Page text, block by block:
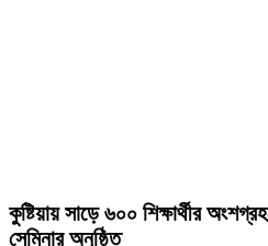
কুষ্টিয়ায় সাড়ে ৬০০ শিক্ষার্থীর
সেমিনার অনুষ্ঠিত